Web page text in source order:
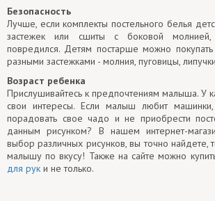
Безопасность
Лучше, если комплекты постельного белья
застежек или сшиты с боковой
повредился. Детям постарше можно
разными застежками - молния, пуговицы,
Возраст ребенка
Прислушивайтесь к предпочтениям малыша. У
свои интересы. Если малыш любит
порадовать свое чадо и не приобрести
данным рисунком? В нашем интернет-
выбор различных рисунков, вы точно найдете,
малышу по вкусу! Также на сайте можно
для рук и не только.